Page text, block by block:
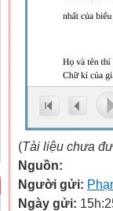
(Tài liệu chưa
Nguồn:
Người gửi:
Ngày gửi: